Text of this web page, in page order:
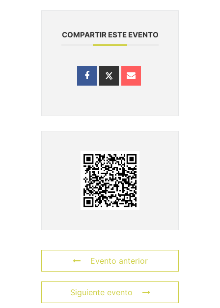
COMPARTIR ESTE EVENTO
Evento anterior
Siguiente evento